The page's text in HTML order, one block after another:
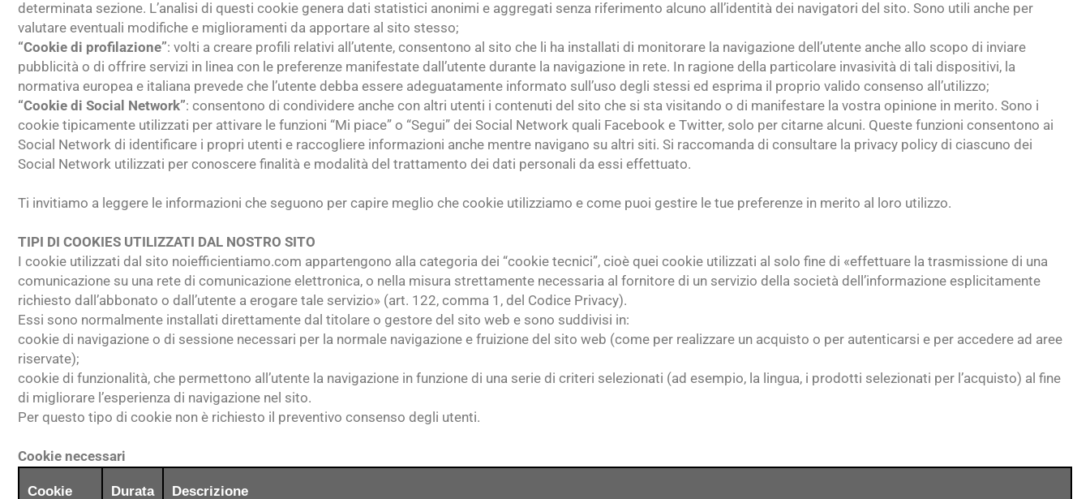
determinata sezione. L’analisi di questi cookie genera dati statistici anonimi e aggregati senza riferimento alcuno all’identità dei navigatori del sito. Sono utili anche per
valutare eventuali modifiche e miglioramenti da apportare al sito stesso;
“Cookie di profilazione”: volti a creare profili relativi all’utente, consentono al sito che li ha installati di monitorare la navigazione dell’utente anche allo scopo di inviare
pubblicità o di offrire servizi in linea con le preferenze manifestate dall’utente durante la navigazione in rete. In ragione della particolare invasività di tali dispositivi, la
normativa europea e italiana prevede che l’utente debba essere adeguatamente informato sull’uso degli stessi ed esprima il proprio valido consenso all’utilizzo;
“Cookie di Social Network”: consentono di condividere anche con altri utenti i contenuti del sito che si sta visitando o di manifestare la vostra opinione in merito. Sono i
cookie tipicamente utilizzati per attivare le funzioni “Mi piace” o “Segui” dei Social Network quali Facebook e Twitter, solo per citarne alcuni. Queste funzioni consentono ai
Social Network di identificare i propri utenti e raccogliere informazioni anche mentre navigano su altri siti. Si raccomanda di consultare la privacy policy di ciascuno dei
Social Network utilizzati per conoscere finalità e modalità del trattamento dei dati personali da essi effettuato.
Ti invitiamo a leggere le informazioni che seguono per capire meglio che cookie utilizziamo e come puoi gestire le tue preferenze in merito al loro utilizzo.
TIPI DI COOKIES UTILIZZATI DAL NOSTRO SITO
I cookie utilizzati dal sito noiefficientiamo.com appartengono alla categoria dei “cookie tecnici”, cioè quei cookie utilizzati al solo fine di «effettuare la trasmissione di una
comunicazione su una rete di comunicazione elettronica, o nella misura strettamente necessaria al fornitore di un servizio della società dell’informazione esplicitamente
richiesto dall’abbonato o dall’utente a erogare tale servizio» (art. 122, comma 1, del Codice Privacy).
Essi sono normalmente installati direttamente dal titolare o gestore del sito web e sono suddivisi in:
cookie di navigazione o di sessione necessari per la normale navigazione e fruizione del sito web (come per realizzare un acquisto o per autenticarsi e per accedere ad aree
riservate);
cookie di funzionalità, che permettono all’utente la navigazione in funzione di una serie di criteri selezionati (ad esempio, la lingua, i prodotti selezionati per l’acquisto) al fine
di migliorare l’esperienza di navigazione nel sito.
Per questo tipo di cookie non è richiesto il preventivo consenso degli utenti.
Cookie necessari
Cookie Durata Descrizione